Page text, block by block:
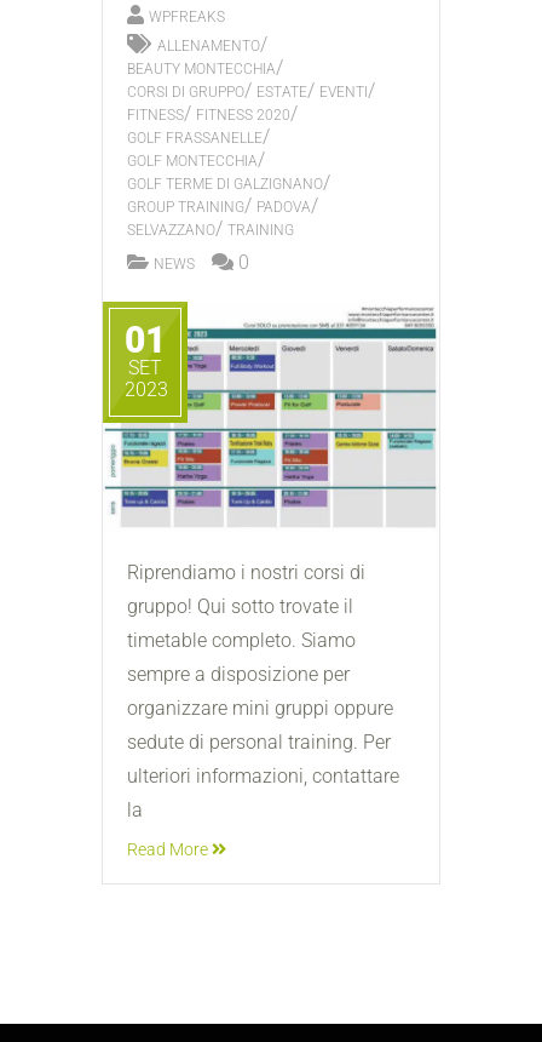
WPFREAKS
ALLENAMENTO/
BEAUTY MONTECCHIA/
CORSI DI GRUPPO/ ESTATE/ EVENTI/
FITNESS/ FITNESS 2020/
GOLF FRASSANELLE/
GOLF MONTECCHIA/
GOLF TERME DI GALZIGNANO/
GROUP TRAINING/ PADOVA/
SELVAZZANO/ TRAINING
NEWS
0
01
SET
2023
Riprendiamo i nostri corsi di
gruppo! Qui sotto trovate il
timetable completo. Siamo
sempre a disposizione per
organizzare mini gruppi oppure
sedute di personal training. Per
ulteriori informazioni, contattare
la
Read More